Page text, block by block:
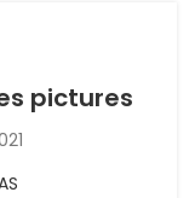
pictures